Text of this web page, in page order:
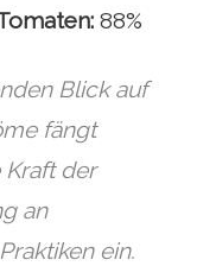
88%
Blick auf
fängt
Kraft der
an
ein.